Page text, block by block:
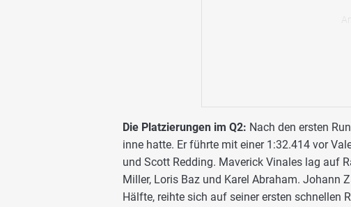
Die Platzierungen im Q2: Nach den ersten
inne hatte. Er führte mit einer 1:32.414 vor
und Scott Redding. Maverick Vinales lag auf
Miller, Loris Baz und Karel Abraham. Johann
Hälfte, reihte sich auf seiner ersten schnellen